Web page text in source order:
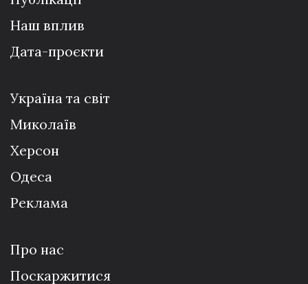
Наш вплив
Дата-проєкти
Україна та світ
Миколаїв
Херсон
Одеса
Реклама
Про нас
Поскаржитися